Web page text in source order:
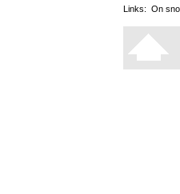
Links: On